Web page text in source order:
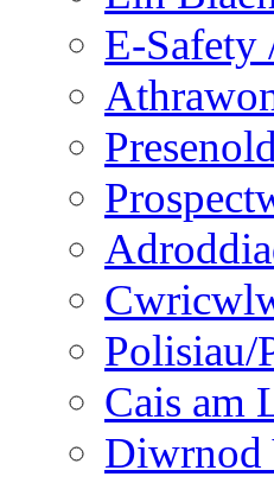
E-
Polisiau/
Cais am
Diwrnod